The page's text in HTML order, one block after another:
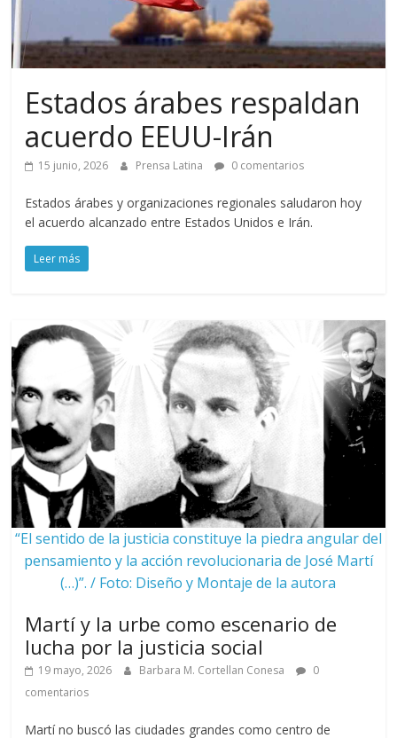
Estados árabes respaldan
acuerdo EEUU-Irán
15 junio, 2026 Prensa Latina 0 comentarios
Estados árabes y organizaciones regionales saludaron hoy
el acuerdo alcanzado entre Estados Unidos e Irán.
Leer más
“El sentido de la justicia constituye la piedra angular del
pensamiento y la acción revolucionaria de José Martí
(…)”. / Foto: Diseño y Montaje de la autora
Martí y la urbe como escenario de
lucha por la justicia social
19 mayo, 2026 Barbara M. Cortellan Conesa
0
comentarios
Martí no buscó las ciudades grandes como centro de